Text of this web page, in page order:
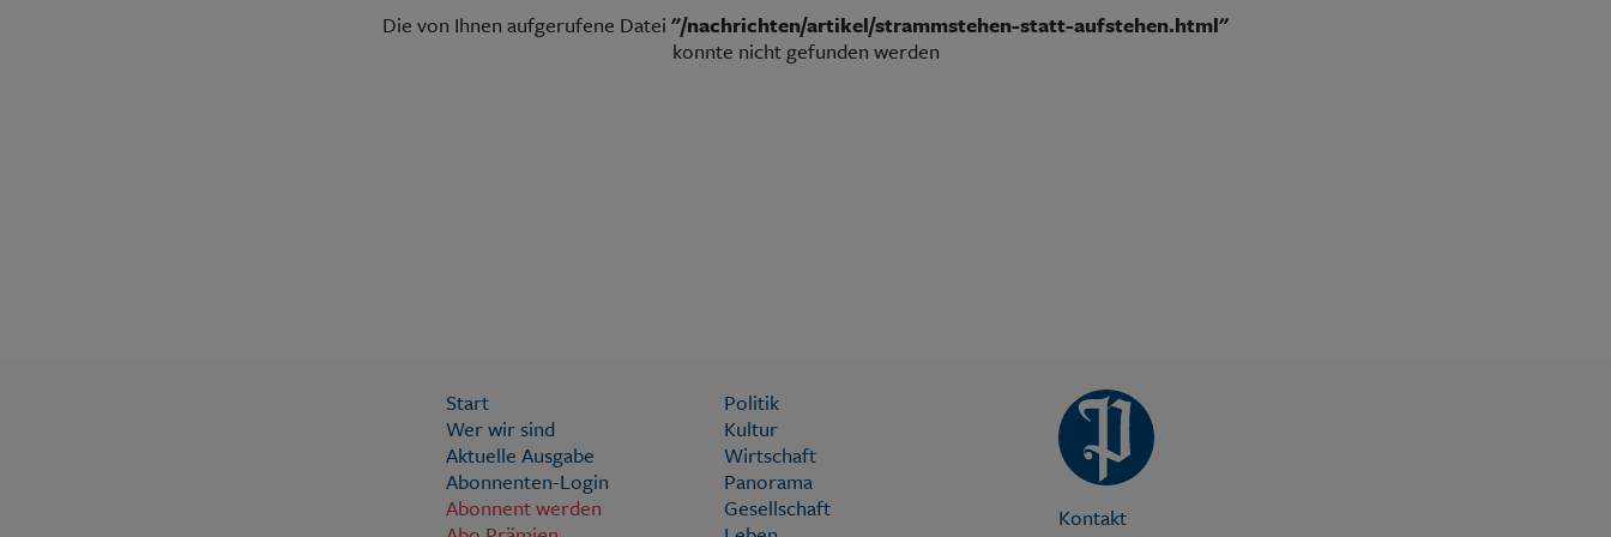
Die von Ihnen aufgerufene Datei "/nachrichten/artikel/strammstehen-statt-aufstehen.html"
konnte nicht gefunden werden
Start
Wer wir sind
Aktuelle Ausgabe
Abonnenten-Login
Abonnent werden
Politik
Kultur
Wirtschaft
Panorama
Gesellschaft
Kontakt